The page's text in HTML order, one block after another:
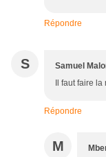
Répondre
S Samuel
Il faut faire
Répondre
M